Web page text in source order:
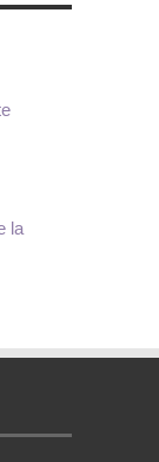
la